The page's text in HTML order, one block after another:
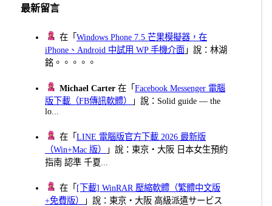
最新留言
在「Windows Phone 7.5 芒果模擬器，在
iPhone、Android 中試用 WP 手機介面 」說：林湖
銘。。。。。
Michael Carter 在「Facebook Messenger 電腦
版下載（FB傳訊軟體）
」說：Solid guide — the
lo...
在「LINE 電腦版官方下載 2026 最新版
（Win+Mac 版）
」說：東京・大阪 日本女生預約
指南 認準 千夏...
在「 [下載] WinRAR 壓縮軟體（繁體中文版
+免費版）
」說：東京・大阪 高級派遣サービス